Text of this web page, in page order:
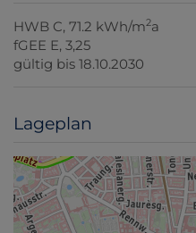
HWB C, 71.2 kWh/m2a
fGEE E, 3,25
gültig bis 18.10.2030
Lageplan